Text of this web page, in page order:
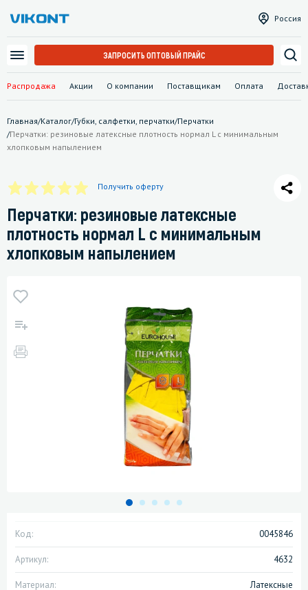
Распродажа Акции О компании Поставщикам Оплата
Россия
ЗАПРОСИТЬ ОПТОВЫЙ ПРАЙС
Главная/Каталог/Губки, салфетки, перчатки/Перчатки
/Перчатки: резиновые латексные плотность нормал L с минимальным
хлопковым напылением
Получить оферту
Перчатки: резиновые латексные
плотность нормал L с минимальным
хлопковым напылением
Код: 0045846
Артикул: 4632
Материал: Латексные